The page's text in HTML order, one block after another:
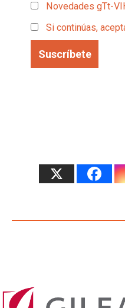
Novedades gTt-
Si continúas,